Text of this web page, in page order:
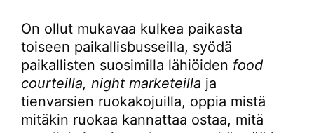
On ollut mukavaa kulkea paikasta
toiseen paikallisbusseilla, syödä
paikallisten suosimilla lähiöiden food
courteilla, night marketeilla ja
tienvarsien ruokakojuilla, oppia mistä
mitäkin ruokaa kannattaa ostaa, mitä